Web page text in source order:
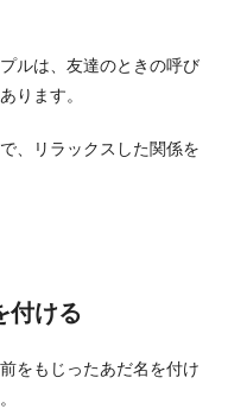
ルは、友達のときの呼び
ります。
、リラックスした関係を
付ける
をもじったあだ名を付け